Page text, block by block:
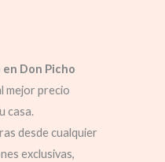
Don Picho
mejor precio
casa.
desde cualquier
exclusivas,